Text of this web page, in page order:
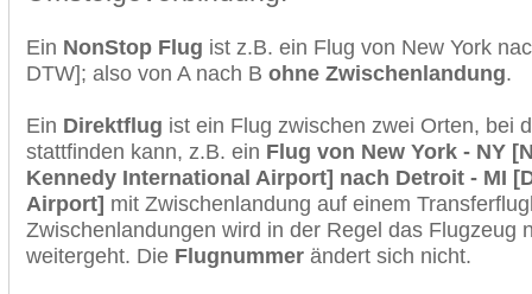
Ein NonStop Flug ist z.B. ein Flug von New York
DTW]; also von A nach B ohne Zwischenlandung.
Ein Direktflug ist ein Flug zwischen zwei Orten, bei
stattfinden kann, z.B. ein Flug von New York - NY
Kennedy International Airport] nach Detroit - MI
Airport] mit Zwischenlandung auf einem
Zwischenlandungen wird in der Regel das Flugzeug
weitergeht. Die Flugnummer ändert sich nicht.